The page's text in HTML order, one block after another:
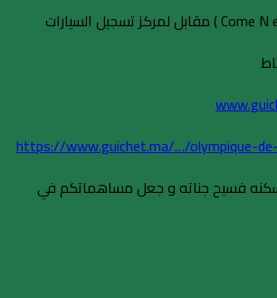
https://www.guichet.ma/…/olympique-
فسيح جناته و جعل مساهماتكم في